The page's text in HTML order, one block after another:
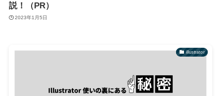
説！（PR）
2023年1月5日
illustrator